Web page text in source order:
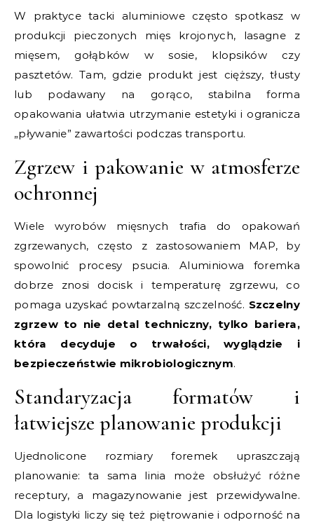
W praktyce tacki aluminiowe często spotkasz w
produkcji pieczonych mięs krojonych, lasagne z
mięsem, gołąbków w sosie, klopsików czy
pasztetów. Tam, gdzie produkt jest cięższy, tłusty
lub podawany na gorąco, stabilna forma
opakowania ułatwia utrzymanie estetyki i ogranicza
„pływanie” zawartości podczas transportu.
Zgrzew i pakowanie w atmosferze
ochronnej
Wiele wyrobów mięsnych trafia do opakowań
zgrzewanych, często z zastosowaniem MAP, by
spowolnić procesy psucia. Aluminiowa foremka
dobrze znosi docisk i temperaturę zgrzewu, co
pomaga uzyskać powtarzalną szczelność. Szczelny
zgrzew to nie detal techniczny, tylko bariera,
która decyduje o trwałości, wyglądzie i
bezpieczeństwie mikrobiologicznym.
Standaryzacja formatów i
łatwiejsze planowanie produkcji
Ujednolicone rozmiary foremek upraszczają
planowanie: ta sama linia może obsłużyć różne
receptury, a magazynowanie jest przewidywalne.
Dla logistyki liczy się też piętrowanie i odporność na